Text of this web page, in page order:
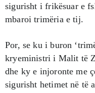
sigurisht i frikësuar e
mbaroi trimëria e tij.
Por, se ku i buron
kryeministri i Malit të
dhe ky e injoronte me
sigurisht hetimet në të